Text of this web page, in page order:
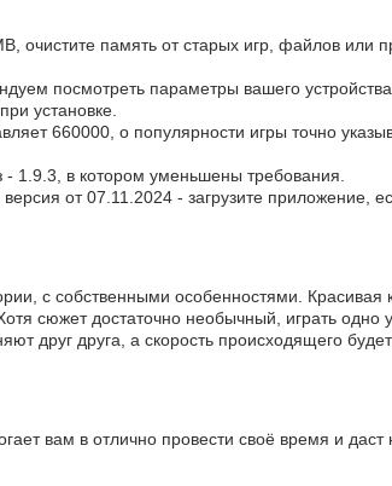
очистите память от старых игр, файлов или
посмотреть параметры вашего
установке.
660000, о популярности игры точно
1.9.3, в котором уменьшены требования.
от 07.11.2024 - загрузите приложение,
с собственными особенностями. Красивая
сюжет достаточно необычный, играть одно
друг друга, а скорость происходящего будет
вам в отлично провести своё время и